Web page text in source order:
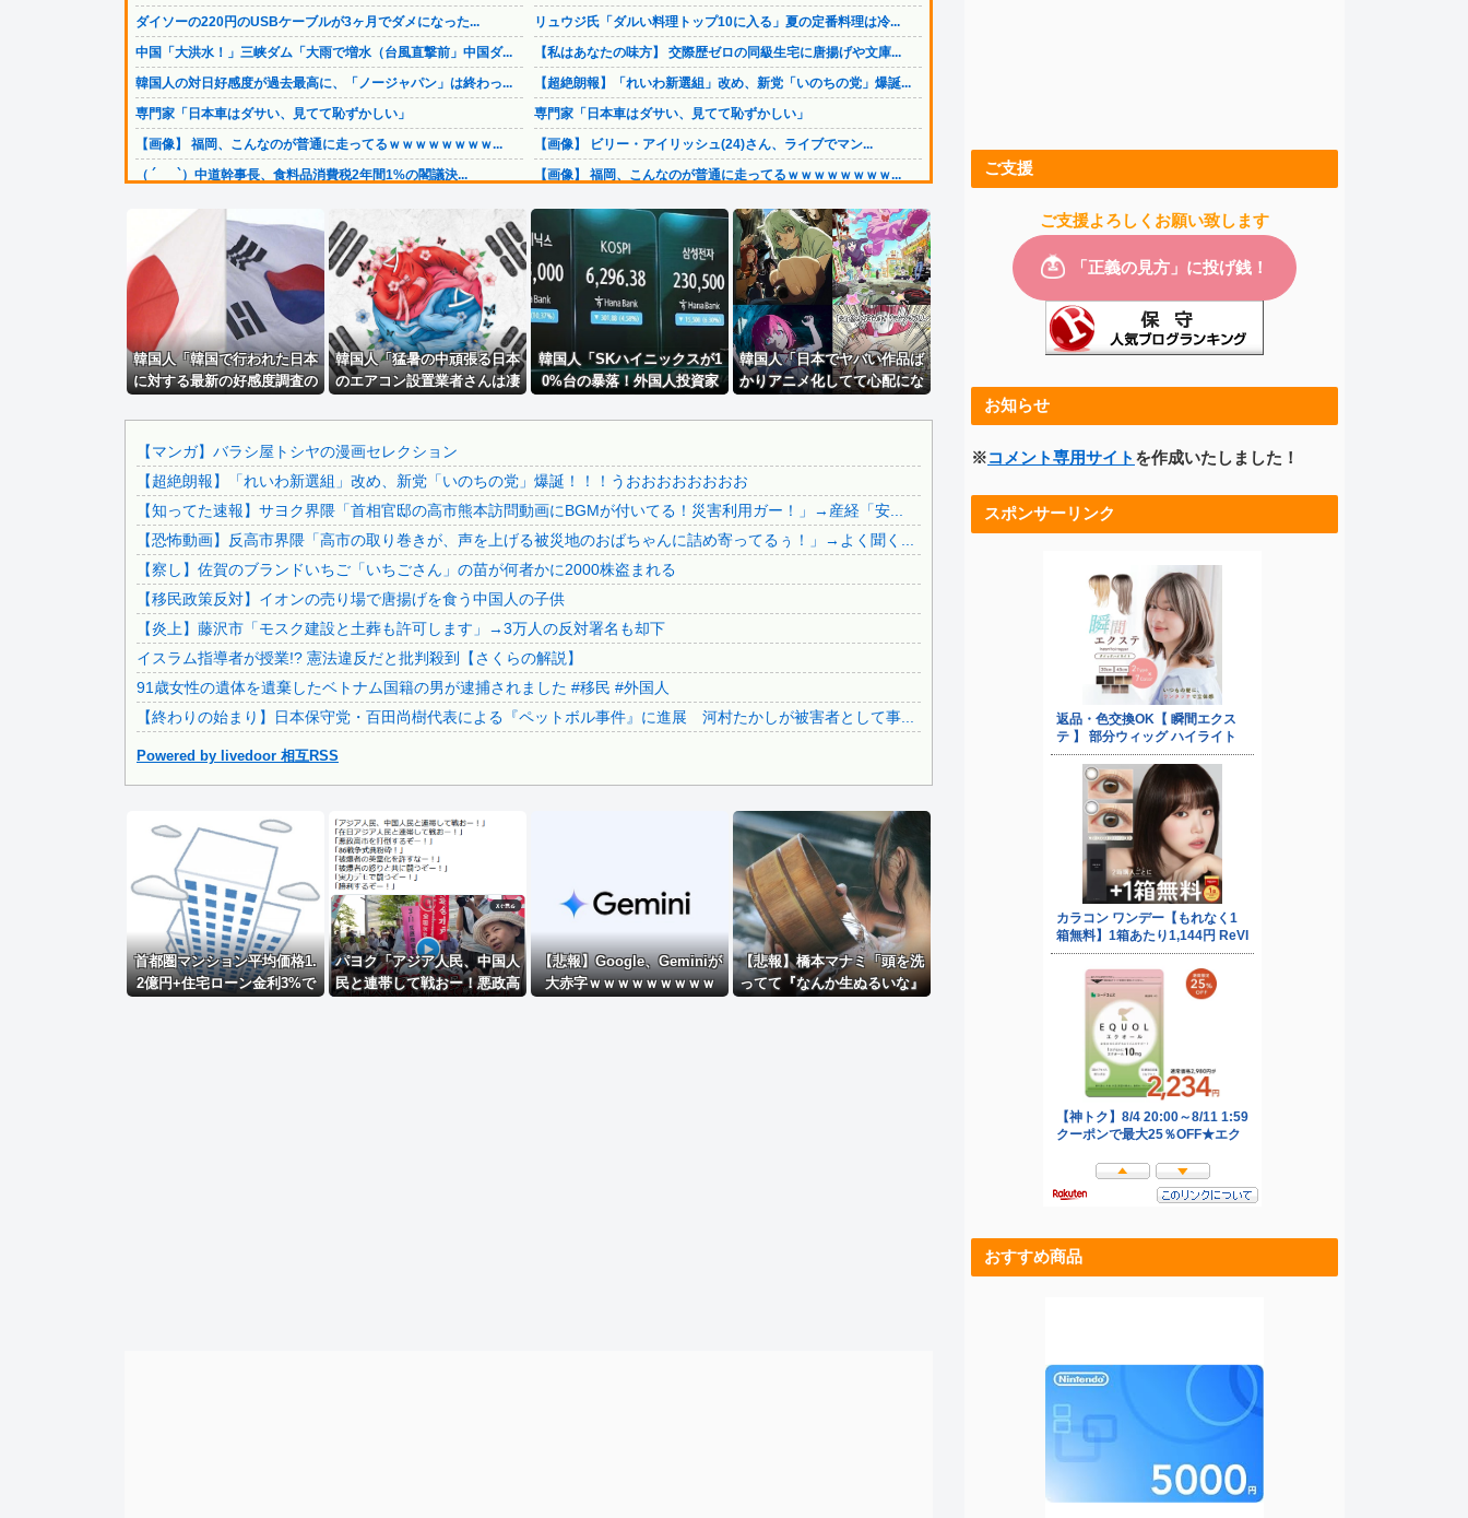
ダイソーの220円のUSBケーブルが3ヶ月でダメになった...
中国「大洪水！」三峡ダム「大雨で増水（台風直撃前」中国ダ...
韓国人の対日好感度が過去最高に、「ノージャパン」は終わっ...
専門家「日本車はダサい、見てて恥ずかしい」
【画像】 福岡、こんなのが普通に走ってるｗｗｗｗｗｗｗｗ...
（ ´_ゝ`）中道幹事長、食料品消費税2年間1%の閣議決...
【凄い】 LINE上司「休日で悪いけど会社来て！」ワイ「...
【速報】 フジ、ついに真実を明かす「当社ドラマ制作に関す...
女さん、ワンピースグッズを大量注文→全キャンセルで逮捕ｗ...
首都圏マンション平均価格1.2億円+住宅ローン金利3%で...
【画像】田中みな実さん、妊娠中とは思えないヒール姿で登場...
【速報】れいわ新選組、新たな党名は「いのちの党」 略称は...
高市早苗、ガチで日銀に財政ファイナンスを申し入れて円売り...
【衝撃】中国製ルーター20機種にバックドア発見！ ネット...
【画像】相澤仁美のケツがセクシーすぎる
【謎】みい山田「既に印税1億円入ってます」←こいつがネッ...
オンワード、貴重品の常時携帯を義務化ｗｗｗｗｗｗｗｗｗ
【朗報】みいちゃんと山田さん、ハッピーエンド確定 最後は...
【動画】サッカーの試合中の落雷で選手1人が死亡、12人が...
【アズールレーン】ダイキ工業「メアリー・セレスト グリム...
【〈物語〉シリーズ】セガ「忍野忍」「斧乃木余接」プライズ...
【ネタバレ】 ワンピース、ルフィ絶体絶命の超展開ｗｗｗｗ...
【速報】 専門家「イオンモール熊本の爆心地に”こんなもの...
【画像】 真夏日のプール、ガチで最高すぎｗｗｗｗｗｗｗｗ...
Powered by livedoor 相互RSS
リュウジ氏「ダルい料理トップ10に入る」夏の定番料理は冷...
【私はあなたの味方】 交際歴ゼロの同級生宅に唐揚げや文庫...
【超絶朗報】「れいわ新選組」改め、新党「いのちの党」爆誕...
専門家「日本車はダサい、見てて恥ずかしい」
【画像】 ビリー・アイリッシュ(24)さん、ライブでマン...
【画像】 福岡、こんなのが普通に走ってるｗｗｗｗｗｗｗｗ...
（ ´_ゝ`）中道幹事長、食料品消費税2年間1%の閣議決...
【凄い】 LINE上司「休日で悪いけど会社来て！」ワイ「...
【ネタバレ】 ワンピース、ルフィ絶体絶命の超展開ｗｗｗｗ...
【悲報】 ディズニーのおいなり巻（600円）、卑猥すぎて...
【速報】 専門家「イオンモール熊本の爆心地に”こんなもの...
【速報】 長瀬智也、ようやく気づくｗｗｗｗｗｗｗｗ
【知ってた速報】サヨク界隈「首相官邸の高市熊本訪問動画に...
【恐怖動画】反高市界隈「高市の取り巻きが、声を上げる被災...
【移民政策反対】イオンの売り場で唐揚げを食う中国人の子供
【炎上】藤沢市「モスク建設と土葬も許可します」→3万人の...
91歳女性の遺体を遺棄したベトナム国籍の男が逮捕されまし...
日本旅行キャンセルすべきか…1万年ぶり史上最大級の火山の...
無気力な韓国代表、オーストリアにも0-1で敗北…3月のA...
3.1節がある月なのに…3月のカレンダーに日本の富士山・...
韓国代表、コートジボワールに0対4で完敗＝韓国の反応
韓国人「韓国で行われた日本
に対する最新の好感度調査の
てこうなった…？（ﾌﾞﾙﾌﾞﾙ」
＝韓国の反応
韓国人「猛暑の中頑張る日本
のエアコン設置業者さんは凄
韓国人「SKハイニックスが1
0%台の暴落！外国人投資家
スピが4%を超える大幅な下
韓国人「日本でヤバい作品ば
かりアニメ化してて心配にな
【マンガ】バラシ屋トシヤの漫画セレクション
【超絶朗報】「れいわ新選組」改め、新党「いのちの党」爆誕！！！うおおおおおおおお
【知ってた速報】サヨク界隈「首相官邸の高市熊本訪問動画にBGMが付いてる！災害利用ガー！」→産経「安...
【恐怖動画】反高市界隈「高市の取り巻きが、声を上げる被災地のおばちゃんに詰め寄ってるぅ！」→よく聞く...
【察し】佐賀のブランドいちご「いちごさん」の苗が何者かに2000株盗まれる
【移民政策反対】イオンの売り場で唐揚げを食う中国人の子供
【炎上】藤沢市「モスク建設と土葬も許可します」→3万人の反対署名も却下
イスラム指導者が授業!? 憲法違反だと批判殺到【さくらの解説】
91歳女性の遺体を遺棄したベトナム国籍の男が逮捕されました #移民 #外国人
【終わりの始まり】日本保守党・百田尚樹代表による『ペットボル事件』に進展 河村たかしが被害者として事...
Powered by livedoor 相互RSS
首都圏マンション平均価格1.
2億円+住宅ローン金利3%で
パヨク「アジア人民、中国人
民と連帯して戦おー！悪政高
【悲報】Google、Geminiが
大赤字ｗｗｗｗｗｗｗｗｗ
【悲報】橋本マナミ「頭を洗
ってて『なんか生ぬるいな』
ご支援
ご支援よろしくお願い致します
お知らせ
※コメント専用サイト を作成いたしました！
スポンサーリンク
おすすめ商品